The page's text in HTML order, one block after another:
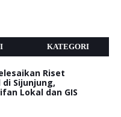
KATEGORI
Riset
Sijunjung,
Lokal dan GIS